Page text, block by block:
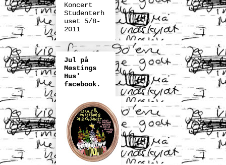
Koncert
Studenterh
uset 5/8-
2011
Jul på
Møstings
Hus'
facebook.